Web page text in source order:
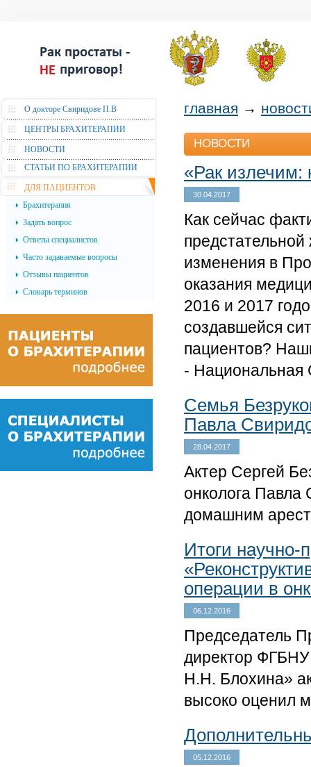
главная →
НОВОСТИ
«Рак излечим:
30.04.2017
Как сейчас
изменения в
оказания
2016 и 2017
создавшейся
пациентов?
- Национальная
Семья
Павла
28.04.2017
Актер Сергей
онколога Павла
домашним
Итоги научно-
операции в
06.12.2016
Председатель
директор ФГБНУ
Н.Н. Блохина»
высоко оценил
05.12.2016
О докторе Свиридове П.В
ЦЕНТРЫ БРАХИТЕРАПИИ
НОВОСТИ
СТАТЬИ ПО БРАХИТЕРАПИИ
ДЛЯ ПАЦИЕНТОВ
Брахитерапия
Задать вопрос
Ответы специалистов
Часто задаваемые вопросы
Отзывы пациентов
Словарь терминов